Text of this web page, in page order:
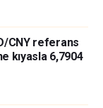
CNY referans
kıyasla 6,7904